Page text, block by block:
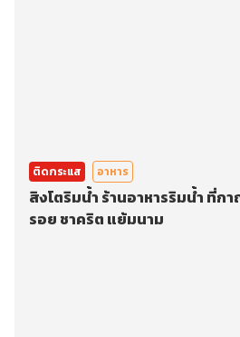
ติดกระแส อาหาร
สิงโตริมน้ำ ร้านอาหารริมน้ำ ที่ก
รอย ชาคริต แย้มนาม